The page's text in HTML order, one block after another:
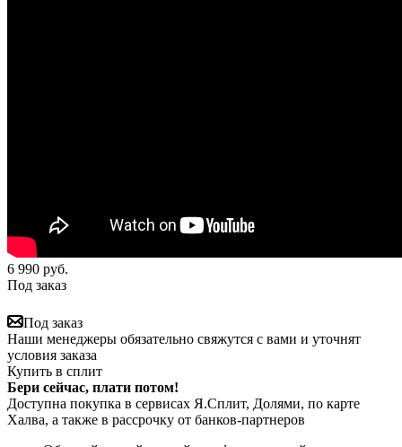
6 990 руб.
Под заказ
Под заказ
Наши менеджеры обязательно свяжутся с вами и уточнят
условия заказа
Купить в сплит
Бери сейчас, плати потом!
Доступна покупка в сервисах Я.Сплит, Долями, по карте
Халва, а также в рассрочку от банков-партнеров